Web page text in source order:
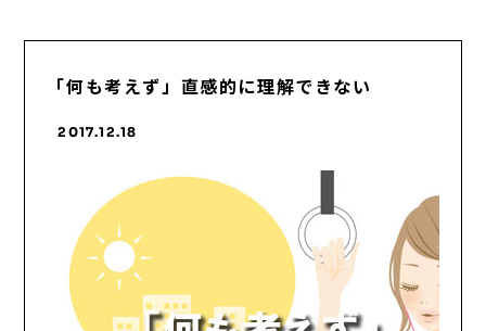
「何も考えず」直感的に理解できない
2017.12.18